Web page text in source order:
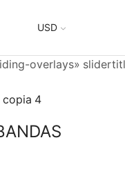
USD
overlays»